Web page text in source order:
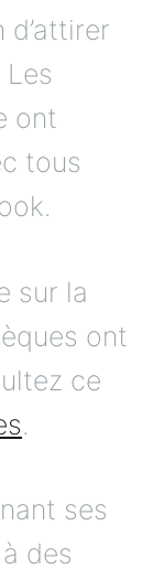
ont
tous
sur la
ont
ce
.
ses
des